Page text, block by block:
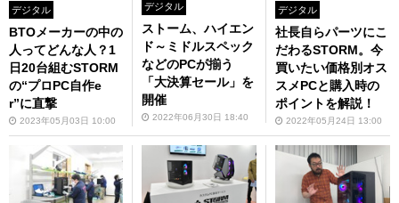
デジタル
BTOメーカーの中の
人ってどんな人？1
日20台組むSTORM
の“プロPC自作e
r”に直撃
2023年05月03日 10:00
デジタル
ストーム、ハイエン
ド～ミドルスペック
などのPCが揃う
「大決算セール」を
開催
2022年06月30日 18:40
デジタル
社長自らパーツにこ
だわるSTORM。今
買いたい価格別オス
スメPCと購入時の
ポイントを解説！
2022年05月24日 13:00